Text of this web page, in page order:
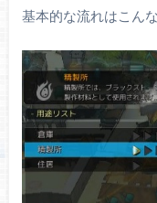
基本的な流れはこん